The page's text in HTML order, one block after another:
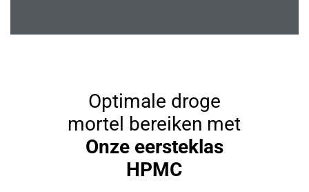
Optimale droge
mortel bereiken met
Onze eersteklas
HPMC